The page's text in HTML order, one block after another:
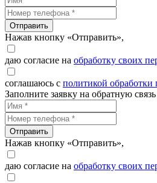
Отправить
Нажав кнопку «Отправить»,
даю согласие на обработку своих
соглашаюсь с политикой
Заполните заявку на обратную связь
Отправить
Нажав кнопку «Отправить»,
даю согласие на обработку своих